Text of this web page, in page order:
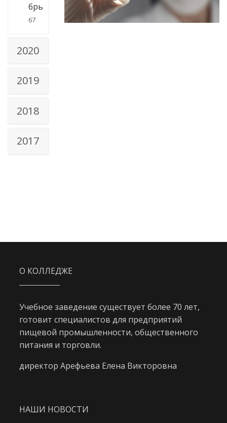
брь
67
2020
2019
2018
2017
О КОЛЛЕДЖЕ
Учебное заведение существует более 70 лет,
готовит специалистов для предприятий
пищевой промышленности, общественного
питания и торговли.
директор Арефьева Елена Викторовна
НАШИ НОВОСТИ